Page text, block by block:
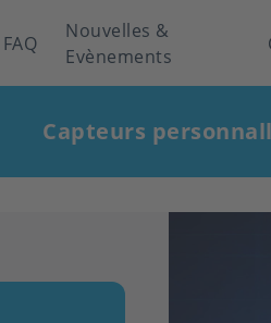
FAQ
Nouvelles &
Evènements
Capteurs